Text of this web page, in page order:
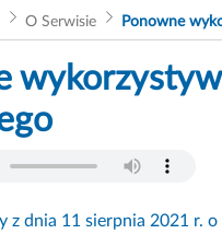
O Serwisie Ponowne
z dnia 11 sierpnia 2021 r.